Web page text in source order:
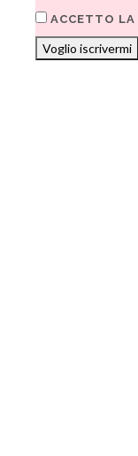
ACCETTO LA
Voglio iscrivermi